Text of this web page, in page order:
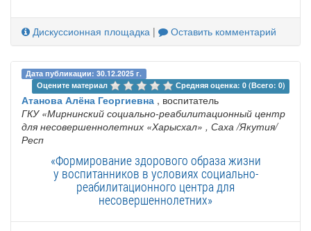
Дискуссионная площадка | Оставить комментарий
Дата публикации: 30.12.2025 г.
Оцените материал
Средняя оценка: 0 (Всего: 0)
Атанова Алёна Георгиевна , воспитатель
ГКУ «Мирнинский социально-реабилитационный центр
для несовершеннолетних «Харысхал» , Саха /Якутия/
Респ
«Формирование здорового образа жизни
у воспитанников в условиях социально-
реабилитационного центра для
несовершеннолетних»